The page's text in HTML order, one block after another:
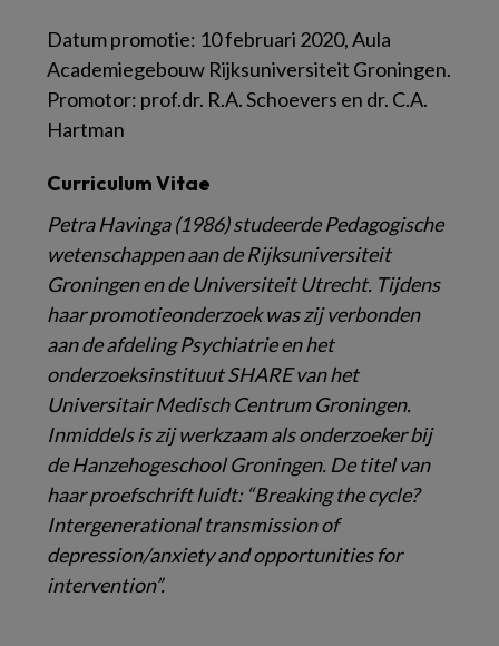
Datum promotie: 10 februari 2020, Aula
Academiegebouw Rijksuniversiteit Groningen.
Promotor: prof.dr. R.A. Schoevers en dr. C.A.
Hartman
Curriculum Vitae
Petra Havinga (1986) studeerde Pedagogische
wetenschappen aan de Rijksuniversiteit
Groningen en de Universiteit Utrecht. Tijdens
haar promotieonderzoek was zij verbonden
aan de afdeling Psychiatrie en het
onderzoeksinstituut SHARE van het
Universitair Medisch Centrum Groningen.
Inmiddels is zij werkzaam als onderzoeker bij
de Hanzehogeschool Groningen. De titel van
haar proefschrift luidt: “Breaking the cycle?
Intergenerational transmission of
depression/anxiety and opportunities for
intervention”.